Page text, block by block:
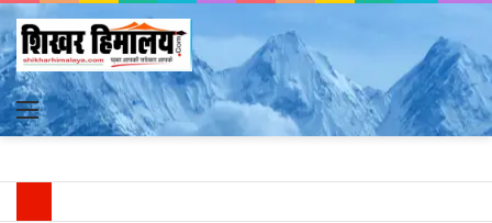
Menu